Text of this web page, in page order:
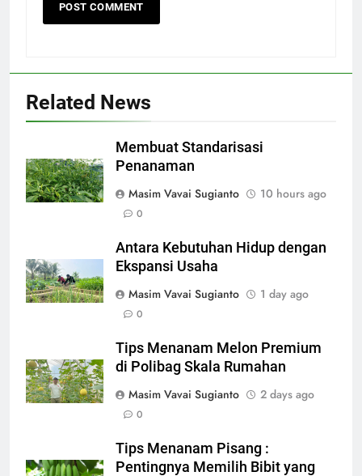
Related News
Membuat Standarisasi
Penanaman
Masim Vavai Sugianto
10 hours ago
0
Antara Kebutuhan Hidup dengan
Ekspansi Usaha
Masim Vavai Sugianto
1 day ago
0
Tips Menanam Melon Premium
di Polibag Skala Rumahan
Masim Vavai Sugianto
2 days ago
0
Tips Menanam Pisang :
Pentingnya Memilih Bibit yang